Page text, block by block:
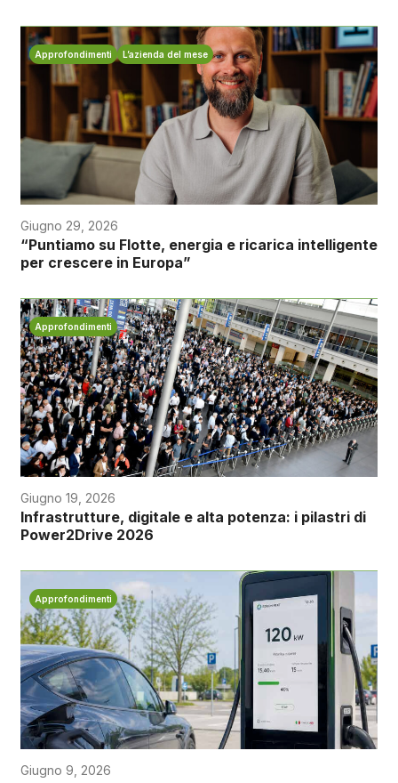
Approfondimenti L’azienda del mese
Giugno 29, 2026
“Puntiamo su Flotte, energia e ricarica intelligente
per crescere in Europa”
Approfondimenti
Giugno 19, 2026
Infrastrutture, digitale e alta potenza: i pilastri di
Power2Drive 2026
Approfondimenti
Giugno 9, 2026